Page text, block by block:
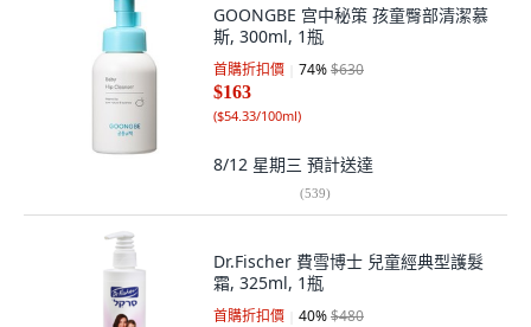
GOONGBE 宫中秘策 孩童臀部清潔慕
斯, 300ml, 1瓶
首購折扣價 74%$630
$163
($54.33/100ml)
8/12 星期三 預計送達
(539)
Dr.Fischer 費雪博士 兒童經典型護髮
霜, 325ml, 1瓶
首購折扣價 40%$480